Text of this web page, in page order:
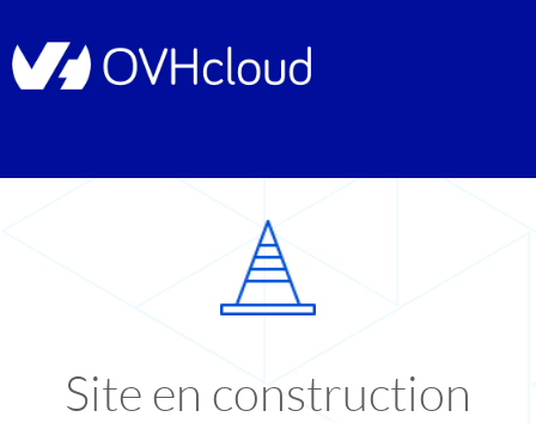
Site en construction